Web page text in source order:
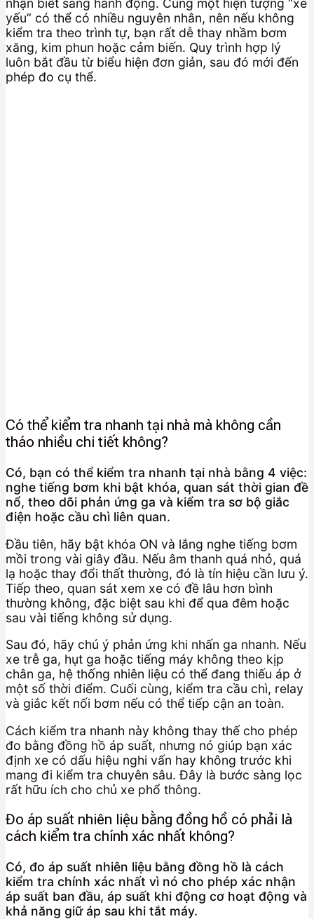
nhận biết sang hành động. Cùng một hiện tượng “xe
yếu” có thể có nhiều nguyên nhân, nên nếu không
kiểm tra theo trình tự, bạn rất dễ thay nhầm bơm
xăng, kim phun hoặc cảm biến. Quy trình hợp lý
luôn bắt đầu từ biểu hiện đơn giản, sau đó mới đến
phép đo cụ thể.
Có thể kiểm tra nhanh tại nhà mà không cần
tháo nhiều chi tiết không?
Có, bạn có thể kiểm tra nhanh tại nhà bằng 4 việc:
nghe tiếng bơm khi bật khóa, quan sát thời gian đề
nổ, theo dõi phản ứng ga và kiểm tra sơ bộ giắc
điện hoặc cầu chì liên quan.
Đầu tiên, hãy bật khóa ON và lắng nghe tiếng bơm
mồi trong vài giây đầu. Nếu âm thanh quá nhỏ, quá
lạ hoặc thay đổi thất thường, đó là tín hiệu cần lưu ý.
Tiếp theo, quan sát xem xe có đề lâu hơn bình
thường không, đặc biệt sau khi để qua đêm hoặc
sau vài tiếng không sử dụng.
Sau đó, hãy chú ý phản ứng khi nhấn ga nhanh. Nếu
xe trễ ga, hụt ga hoặc tiếng máy không theo kịp
chân ga, hệ thống nhiên liệu có thể đang thiếu áp ở
một số thời điểm. Cuối cùng, kiểm tra cầu chì, relay
và giắc kết nối bơm nếu có thể tiếp cận an toàn.
Cách kiểm tra nhanh này không thay thế cho phép
đo bằng đồng hồ áp suất, nhưng nó giúp bạn xác
định xe có dấu hiệu nghi vấn hay không trước khi
mang đi kiểm tra chuyên sâu. Đây là bước sàng lọc
rất hữu ích cho chủ xe phổ thông.
Đo áp suất nhiên liệu bằng đồng hồ có phải là
cách kiểm tra chính xác nhất không?
Có, đo áp suất nhiên liệu bằng đồng hồ là cách
kiểm tra chính xác nhất vì nó cho phép xác nhận
áp suất ban đầu, áp suất khi động cơ hoạt động và
khả năng giữ áp sau khi tắt máy.